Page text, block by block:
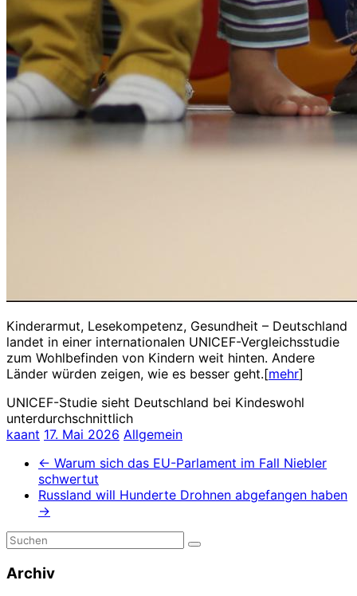
Kinderarmut, Lesekompetenz, Gesundheit – Deutschland
landet in einer internationalen UNICEF-Vergleichsstudie
zum Wohlbefinden von Kindern weit hinten. Andere
Länder würden zeigen, wie es besser geht.[mehr]
UNICEF-Studie sieht Deutschland bei Kindeswohl
unterdurchschnittlich
kaant 17. Mai 2026 Allgemein
← Warum sich das EU-Parlament im Fall Niebler
schwertut
Russland will Hunderte Drohnen abgefangen haben
→
Archiv